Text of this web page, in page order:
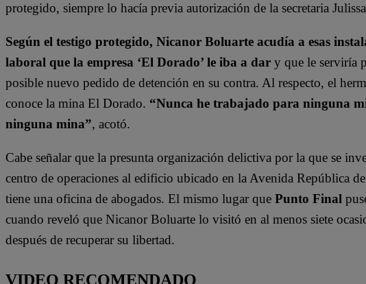
protegido, siempre lo hacía previa autorización de la secretaria
Según el testigo protegido, Nicanor Boluarte acudía a esas
laboral que la empresa ‘El Dorado’ le iba a dar y que le serviría
posible nuevo pedido de detención en su contra. Al respecto, el
conoce la mina El Dorado. “Nunca he trabajado para ninguna
ninguna mina”, acotó.
Cabe señalar que la presunta organización delictiva por la que se
centro de operaciones al edificio ubicado en la Avenida República
tiene una oficina de abogados. El mismo lugar que Punto Final
cuando reveló que Nicanor Boluarte lo visitó en al menos siete
después de recuperar su libertad.
VIDEO RECOMENDADO